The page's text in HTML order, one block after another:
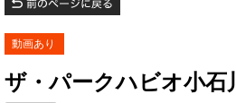
動画あり
ザ・パークハビオ小石